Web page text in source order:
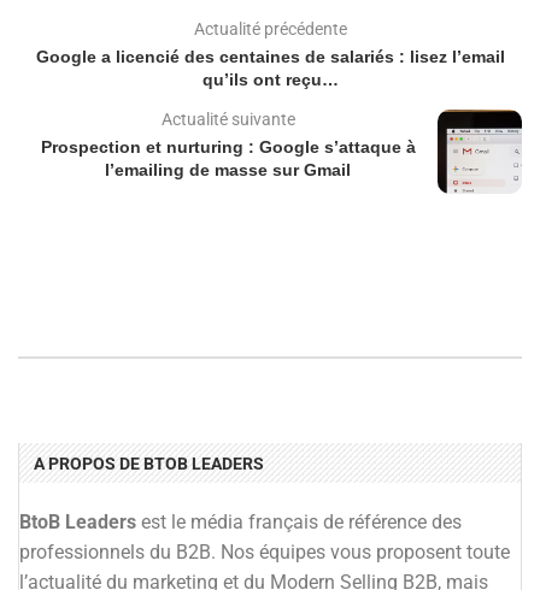
Actualité précédente
Google a licencié des centaines de salariés : lisez l’email
qu’ils ont reçu…
Actualité suivante
Prospection et nurturing : Google s’attaque à
l’emailing de masse sur Gmail
A PROPOS DE BTOB LEADERS
BtoB Leaders est le média français de référence des
professionnels du B2B. Nos équipes vous proposent toute
l’actualité du marketing et du Modern Selling B2B, mais